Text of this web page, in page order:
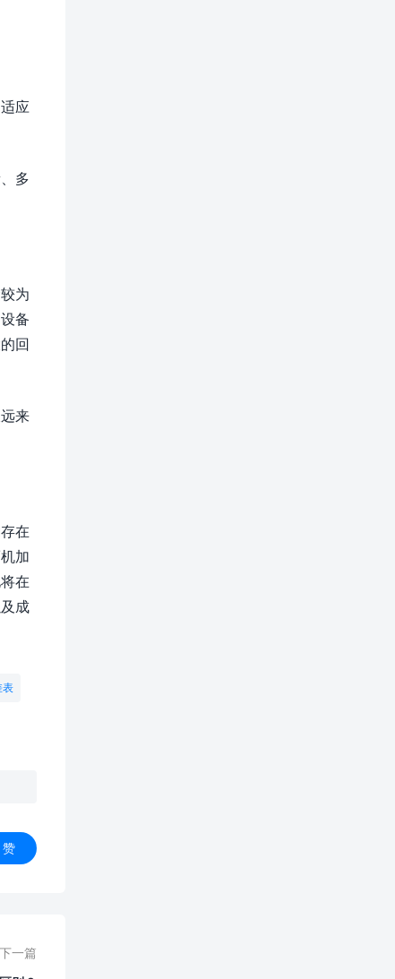
应
多
为
备
回
来
在
加
在
成
表
赞
下一篇